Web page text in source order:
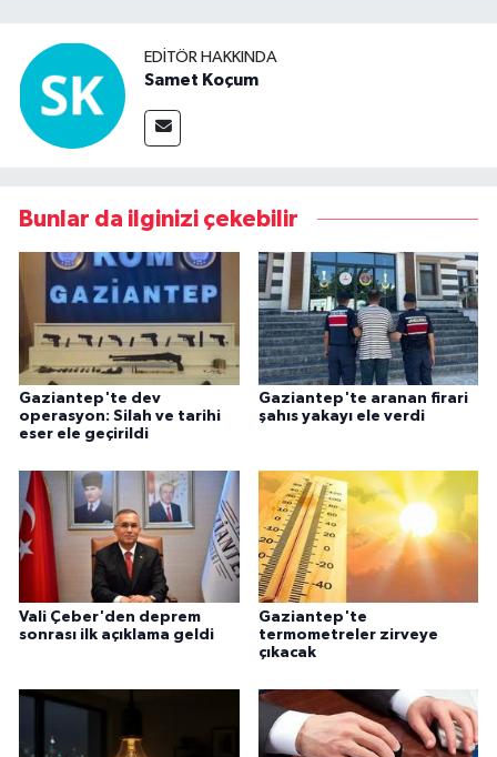
EDITÖR HAKKINDA
Samet Koçum
Bunlar da ilginizi çekebilir
Gaziantep'te dev
operasyon: Silah ve tarihi
eser ele geçirildi
Gaziantep'te aranan firari
şahıs yakayı ele verdi
Vali Çeber'den deprem
sonrası ilk açıklama geldi
Gaziantep'te
termometreler zirveye
çıkacak